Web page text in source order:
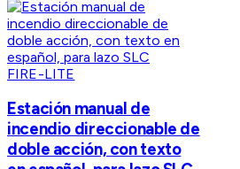
FIRE-LITE
Estación manual de
incendio direccionable de
doble acción, con texto